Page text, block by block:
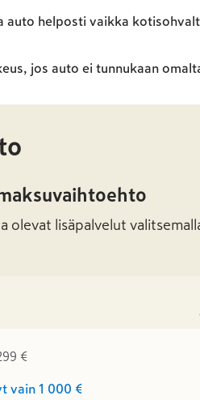
auto helposti vaikka
jos auto ei tunnukaan
olevat lisäpalvelut
€
vain 1 000 €